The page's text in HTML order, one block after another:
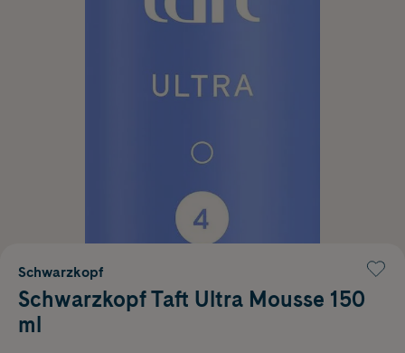
Schwarzkopf
Schwarzkopf Taft Ultra Mousse 150
ml